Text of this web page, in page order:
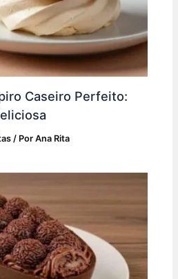
Caseiro Perfeito:
/ PorAna Rita